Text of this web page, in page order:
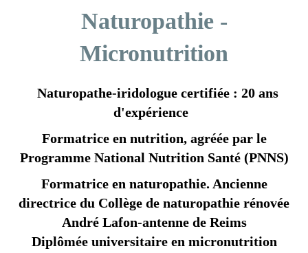
Naturopathie -
Micronutrition
Naturopathe-iridologue certifiée : 20 ans
d'expérience
Formatrice en nutrition, agréée par le
Programme National Nutrition Santé (PNNS)
Formatrice en naturopathie. Ancienne
directrice du Collège de naturopathie rénovée
André Lafon-antenne de Reims
Diplômée universitaire en micronutrition